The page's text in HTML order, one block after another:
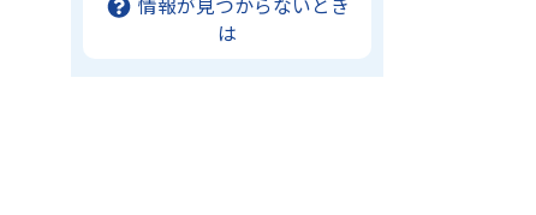
情報が見つからないとき
は